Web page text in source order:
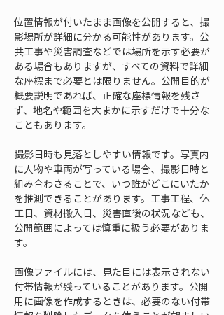
位置情報が付いたまま画像を公開すると、撮
影場所が詳細に分かる可能性があります。公
共工事や災害調査などでは場所を示す必要が
ある場合もありますが、すべての資料で詳細
な座標まで必要とは限りません。公開目的が
概要説明であれば、正確な座標情報を残さ
ず、地名や範囲を大まかに示すだけで十分な
こともあります。
撮影日時も見落としやすい情報です。写真内
に人物や車両が写っている場合、撮影日時と
組み合わさることで、いつ誰がどこにいたか
を推測できることがあります。工事工程、休
工日、資材搬入日、災害直後の状況なども、
公開範囲によっては慎重に扱う必要がありま
す。
画像ファイルには、見た目には表示されない
付帯情報が残っていることがあります。公開
用に画像を作成するときは、必要のない付帯